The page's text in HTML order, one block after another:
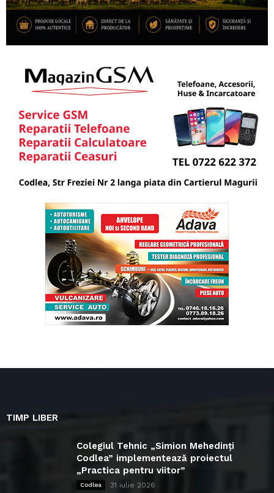
TIMP LIBER
Colegiul Tehnic „Simion Mehedinți
Codlea” implementează proiectul
„Practica pentru viitor”
Codlea 31 iulie 2026